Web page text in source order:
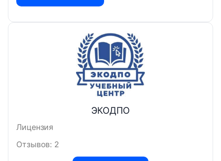
ЭКОДПО
Лицензия
Отзывов: 2